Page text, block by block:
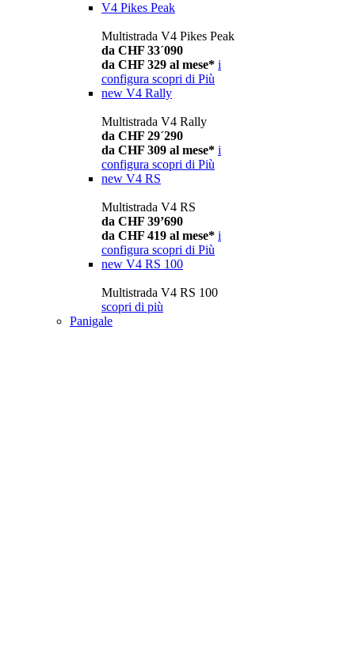
V4 Pikes Peak
Multistrada V4 Pikes Peak
da CHF 33´090
da CHF 329 al mese* i
configura scopri di Più
new V4 Rally
Multistrada V4 Rally
da CHF 29´290
da CHF 309 al mese* i
configura scopri di Più
new V4 RS
Multistrada V4 RS
da CHF 39’690
da CHF 419 al mese* i
configura scopri di Più
new V4 RS 100
Multistrada V4 RS 100
scopri di più
Panigale